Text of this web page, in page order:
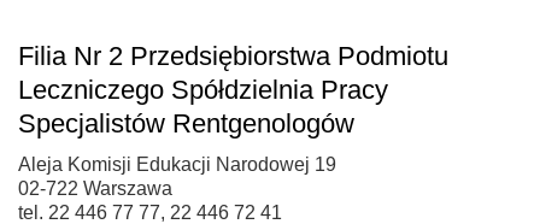
Filia Nr 2 Przedsiębiorstwa Podmiotu
Leczniczego Spółdzielnia Pracy
Specjalistów Rentgenologów
Aleja Komisji Edukacji Narodowej 19
02-722 Warszawa
tel. 22 446 77 77, 22 446 72 41